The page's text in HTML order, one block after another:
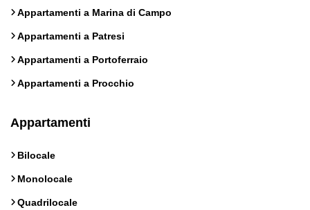
Appartamenti a Marina di Campo
Appartamenti a Patresi
Appartamenti a Portoferraio
Appartamenti a Procchio
Appartamenti
Bilocale
Monolocale
Quadrilocale